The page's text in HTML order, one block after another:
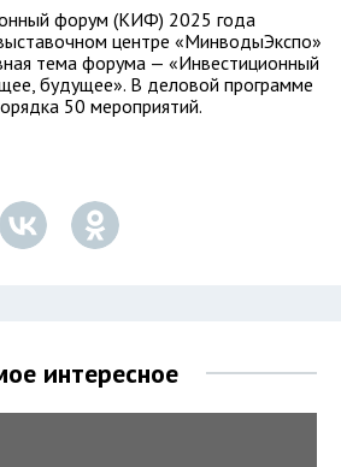
форум (КИФ) 2025 года
центре «МинводыЭкспо»
тема форума — «Инвестиционный
будущее». В деловой программе
50 мероприятий.
интересное